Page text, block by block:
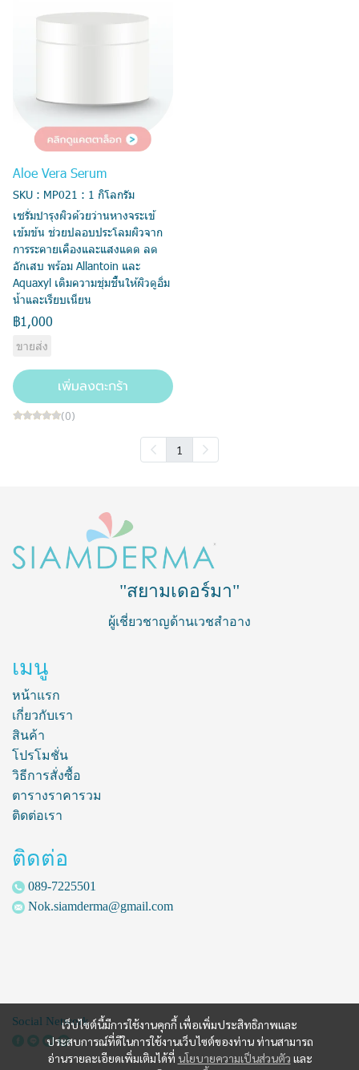
Aloe Vera Serum
SKU : MP021 : 1 กิโลกรัม
เซรั่มบำรุงผิวด้วยว่านหางจระเข้
เข้มข้น ช่วยปลอบประโลมผิวจาก
การระคายเคืองและแสงแดด ลด
อักเสบ พร้อม Allantoin และ
Aquaxyl เติมความชุ่มชื้นให้ผิวดูอิ่ม
น้ำและเรียบเนียน
฿1,000
ขายส่ง
เพิ่มลงตะกร้า
(0)
1
เว็บไซต์นี้มีการใช้งานคุกกี้ เพื่อเพิ่มประสิทธิภาพและ
ประสบการณ์ที่ดีในการใช้งานเว็บไซต์ของท่าน ท่านสามารถ
อ่านรายละเอียดเพิ่มเติมได้ที่ นโยบายความเป็นส่วนตัว และ
"สยามเดอร์มา"
ผู้เชี่ยวชาญด้านเวชสำอาง
เมนู
หน้าแรก
เกี่ยวกับเรา
สินค้า
โปรโมชั่น
วิธีการสั่งซื้อ
ตารางราคารวม
ติดต่อเรา
ติดต่อ
089-7225501
Nok.siamderma@gmail.com
Social Network